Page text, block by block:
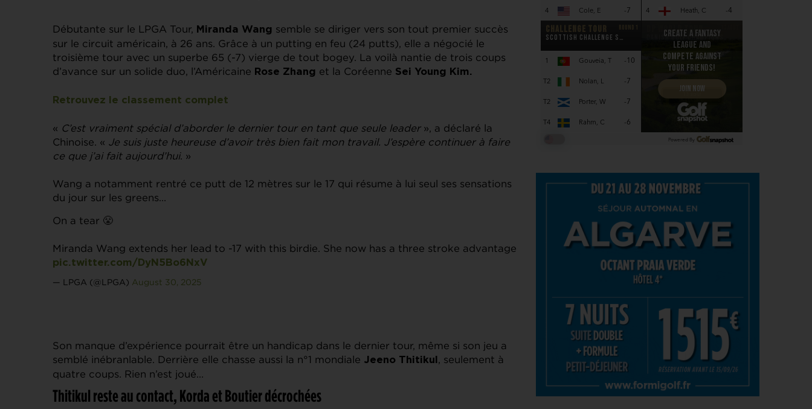
Débutante sur le LPGA Tour, Miranda Wang semble se diriger vers son tout premier succès
sur le circuit américain, à 26 ans. Grâce à un putting en feu (24 putts), elle a négocié le
troisième tour avec un superbe 65 (-7) vierge de tout bogey. La voilà nantie de trois coups
d’avance sur un solide duo, l’Américaine Rose Zhang et la Coréenne Sei Young Kim.
Retrouvez le classement complet
« C’est vraiment spécial d’aborder le dernier tour en tant que seule leader», a déclaré la
Chinoise. « Je suis juste heureuse d’avoir très bien fait mon travail. J’espère continuer à faire
ce que j’ai fait aujourd’hui. »
Wang a notamment rentré ce putt de 12 mètres sur le 17 qui résume à lui seul ses sensations
du jour sur les greens…
On a tear 😤
Miranda Wang extends her lead to -17 with this birdie. She now has a three stroke advantage
pic.twitter.com/DyN5Bo6NxV
— LPGA (@LPGA) August 30, 2025
Son manque d’expérience pourrait être un handicap dans le dernier tour, même si son jeu a
semblé inébranlable. Derrière elle chasse aussi la n°1 mondiale Jeeno Thitikul , seulement à
quatre coups. Rien n’est joué…
Thitikul reste au contact, Korda et Boutier décrochées